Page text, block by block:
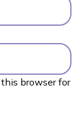
browser for